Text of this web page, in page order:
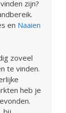
zijn?
en Naaien
zoveel
te vinden.
heb je